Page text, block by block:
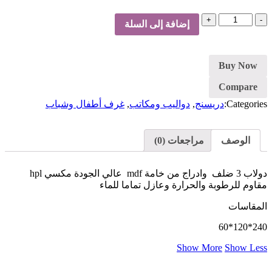
كمية
إضافة إلى السلة
Buy Now
Compare
Categories: دريسنج, دواليب ومكاتب, غرف أطفال وشباب
الوصف مراجعات (0)
مقاوم للرطوبة والحرارة وعازل تماما للماء
المقاسات
240*120*60
Show More Show Less